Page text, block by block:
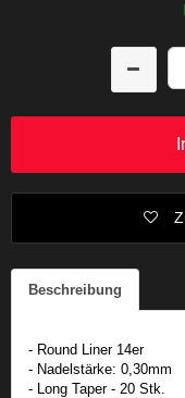
Beschreibung
- Round Liner 14er
- Nadelstärke: 0,30mm
- Long Taper - 20 Stk.